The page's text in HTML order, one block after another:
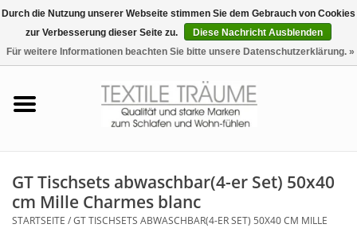
0 Artikel - €0,00
Tag & Nachtwäsche
GT Tischsets abwaschbar(4-er Set) 50x40
cm Mille Charmes blanc
STARTSEITE /GT TISCHSETS ABWASCHBAR(4-ER SET) 50X40 CM MILLE
Durch die Nutzung unserer Webseite stimmen Sie dem Gebrauch von Cookies
zur Verbesserung dieser Seite zu.
Diese Nachricht Ausblenden
Für weitere Informationen beachten Sie bitte unsere Datenschutzerklärung. »